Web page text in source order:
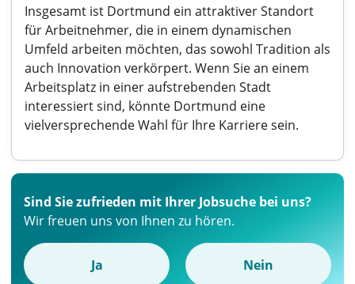
Insgesamt ist Dortmund ein attraktiver Standort
für Arbeitnehmer, die in einem dynamischen
Umfeld arbeiten möchten, das sowohl Tradition als
auch Innovation verkörpert. Wenn Sie an einem
Arbeitsplatz in einer aufstrebenden Stadt
interessiert sind, könnte Dortmund eine
vielversprechende Wahl für Ihre Karriere sein.
Sind Sie zufrieden mit Ihrer Jobsuche bei uns?
Wir freuen uns von Ihnen zu hören.
Ja Nein